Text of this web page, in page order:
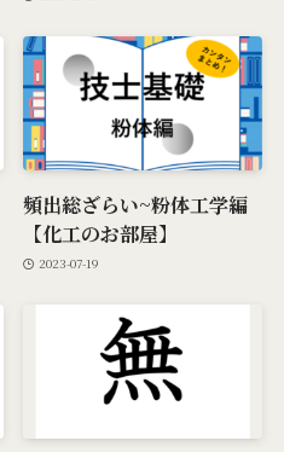
頻出総ざらい~粉体工学編
【化工のお部屋】
2023-07-19